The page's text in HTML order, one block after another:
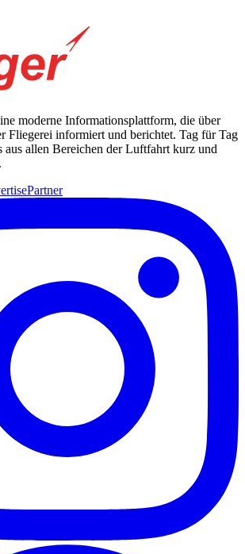
moderne Informationsplattform, die über
Fliegerei informiert und berichtet. Tag für Tag
allen Bereichen der Luftfahrt kurz und
Partner